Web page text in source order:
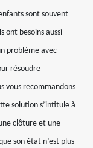
sont souvent
ont besoins aussi
problème avec
résoudre
vous recommandons
solution s’intitule à
clôture et une
son état n’est plus